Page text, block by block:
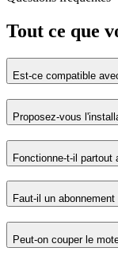
Tout ce que
Est-ce compatible
Proposez-vous
Fonctionne-t-il partout
Faut-il un abonnement
Peut-on couper le